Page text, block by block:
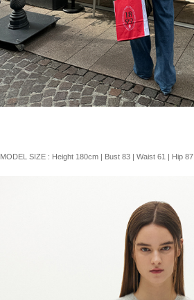
MODEL SIZE : Height 180cm | Bust 83 | Waist 61 | Hip 87